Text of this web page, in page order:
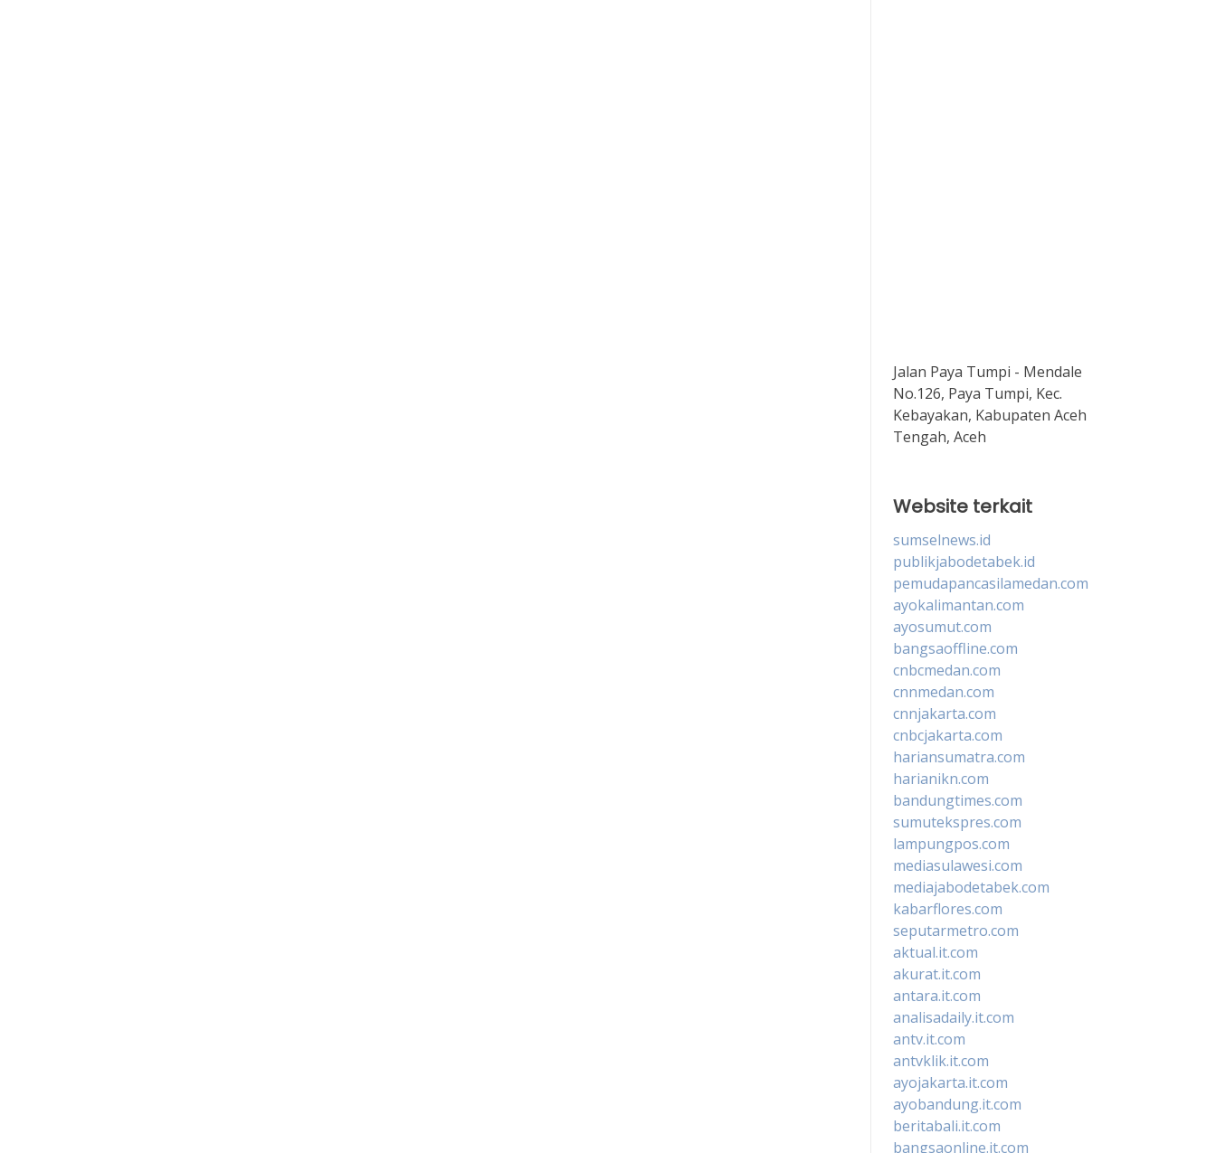
Jalan Paya Tumpi - Mendale
No.126, Paya Tumpi, Kec.
Kebayakan, Kabupaten Aceh
Tengah, Aceh
Website terkait
sumselnews.id
publikjabodetabek.id
pemudapancasilamedan.com
ayokalimantan.com
ayosumut.com
bangsaoffline.com
cnbcmedan.com
cnnmedan.com
cnnjakarta.com
cnbcjakarta.com
hariansumatra.com
harianikn.com
bandungtimes.com
sumutekspres.com
lampungpos.com
mediasulawesi.com
mediajabodetabek.com
kabarflores.com
seputarmetro.com
aktual.it.com
akurat.it.com
antara.it.com
analisadaily.it.com
antv.it.com
antvklik.it.com
ayojakarta.it.com
ayobandung.it.com
beritabali.it.com
bangsaonline.it.com